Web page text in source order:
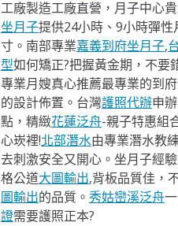
工廠製造工廠直營，月子中心
坐月子提供24小時、9小時彈
寸。南部專業嘉義到府坐月子,
型如何矯正?把握黃金期，不要
專業月嫂真心推薦最專業的到
的設計佈置。台灣護照代辦申
點，精緻花蓮泛舟-親子特惠組
心崁裡!北部潛水由專業潛水教
去​刺激安全又開心。坐月子經
格公道大圖輸出,背板品質佳，
圖輸出的品質。 秀姑巒溪泛舟
證需要護照正本?